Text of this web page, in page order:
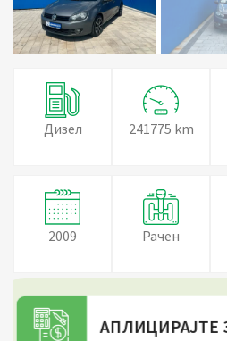
Дизел 241775 km
2009 Рачен
АПЛИЦИРАЈТЕ